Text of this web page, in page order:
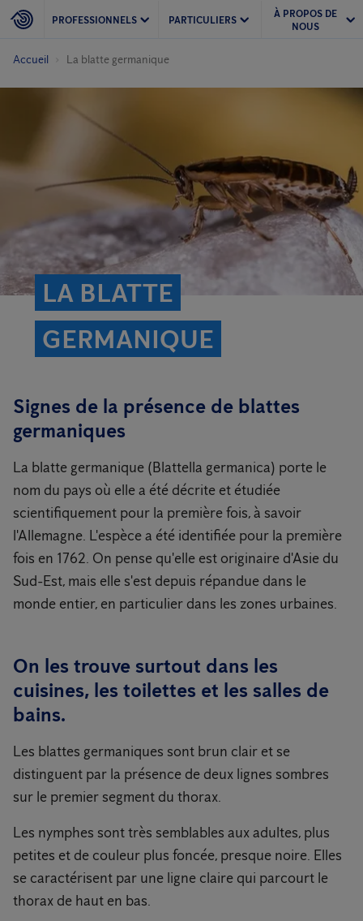
PROFESSIONNELS PARTICULIERS
À PROPOS DE
NOUS
Accueil La blatte germanique
LA BLATTE
GERMANIQUE
Signes de la présence de blattes
germaniques
La blatte germanique (Blattella germanica) porte le
nom du pays où elle a été décrite et étudiée
scientifiquement pour la première fois, à savoir
l'Allemagne. L'espèce a été identifiée pour la première
fois en 1762. On pense qu'elle est originaire d'Asie du
Sud-Est, mais elle s'est depuis répandue dans le
monde entier, en particulier dans les zones urbaines.
On les trouve surtout dans les
cuisines, les toilettes et les salles de
bains.
Les blattes germaniques sont brun clair et se
distinguent par la présence de deux lignes sombres
sur le premier segment du thorax.
Les nymphes sont très semblables aux adultes, plus
petites et de couleur plus foncée, presque noire. Elles
se caractérisent par une ligne claire qui parcourt le
thorax de haut en bas.